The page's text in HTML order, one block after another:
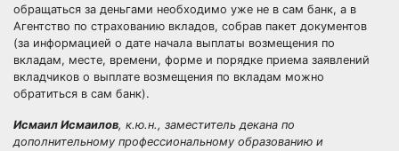
обращаться за деньгами необходимо уже не в сам банк, а в
Агентство по страхованию вкладов, собрав пакет документов
(за информацией о дате начала выплаты возмещения по
вкладам, месте, времени, форме и порядке приема заявлений
вкладчиков о выплате возмещения по вкладам можно
обратиться в сам банк).
Исмаил Исмаилов, к.ю.н., заместитель декана по
дополнительному профессиональному образованию и